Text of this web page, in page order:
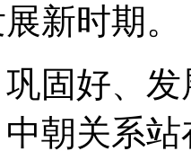
新时期。
好、发
朝关系